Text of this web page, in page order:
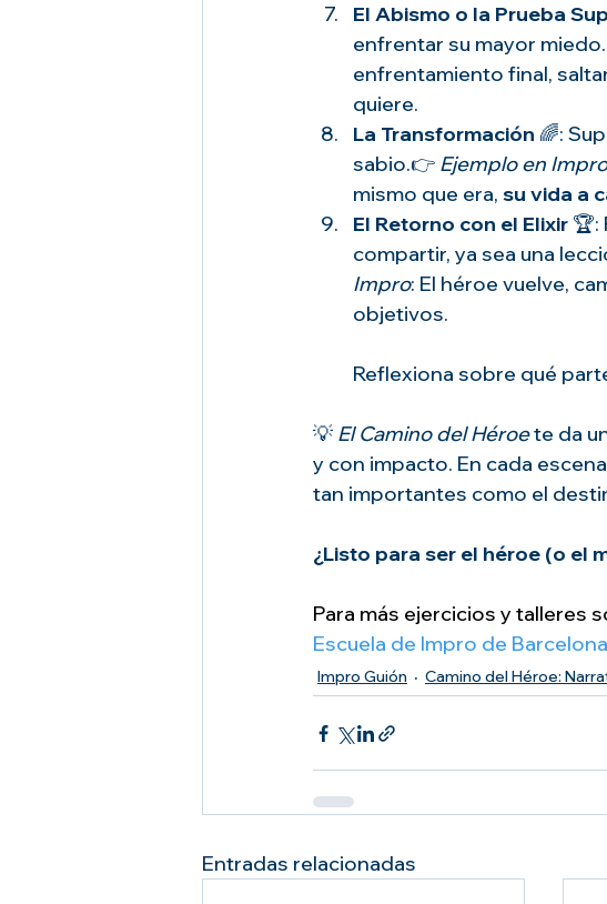
El Abismo o la Prueba
enfrentar su mayor
enfrentamiento final,
quiere.
La Transformación 🌈:
sabio.👉 Ejemplo en Impro
mismo que era, su vida a
El Retorno con el Elixir 🏆:
compartir, ya sea una
Impro: El héroe vuelve,
objetivos.
Reflexiona sobre qué
💡 El Camino del Héroe te da
y con impacto. En cada
tan importantes como el
¿Listo para ser el héroe (o el
Para más ejercicios y talleres
Escuela de Impro de Barcelona
Impro Guión Camino del Héroe:
Entradas relacionadas